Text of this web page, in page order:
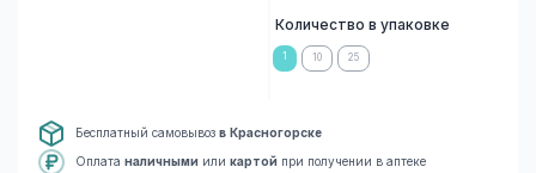
Количество в упаковке
1 10 25
Бесплатный самовывоз в Красногорске
Оплата наличными или картой при получении в аптеке